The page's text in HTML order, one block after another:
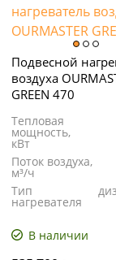
Подвесной
воздуха
GREEN 470
Тепловая
мощность,
кВт
Поток воздуха,
м³/ч
Тип
нагревателя
В наличии